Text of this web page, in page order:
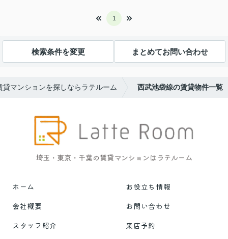
1
検索条件を変更 まとめてお問い合わせ
マンションを探しならラテルーム 西武池袋線の賃貸物件一覧
埼玉・東京・千葉の賃貸マンションはラテルーム
ホーム
お役立ち情報
会社概要
お問い合わせ
スタッフ紹介
来店予約